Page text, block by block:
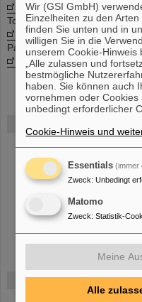
Bei GSI entsteht das
Erfahren Sie mehr.
Gefördert von
Takaharu Otsuka,
Tohru Motobayashi, RIKEN
Krzysztof Redlich,
Partner)
Gerd Röpke, University of
Wir (GSI GmbH)
Einzelheiten zu den
finden Sie unten und in
willigen Sie in die
unserem Cookie-
„Alle zulassen und
bestmögliche
haben. Sie können auch
vornehmen oder
unbedingt erforderlicher
Cookie-Hinweis und
Essentials (immer
Zweck: Unbedingt
Matomo
Zweck: Statistik-
Meine
Alle